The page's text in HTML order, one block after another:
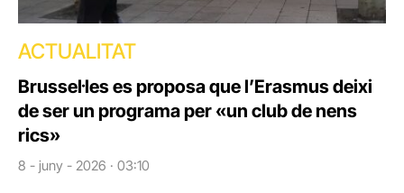
ACTUALITAT
Brussel·les es proposa que l’Erasmus deixi
de ser un programa per «un club de nens
rics»
8 - juny - 2026 · 03:10